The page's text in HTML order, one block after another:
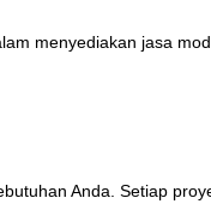
menyediakan jasa
Anda. Setiap